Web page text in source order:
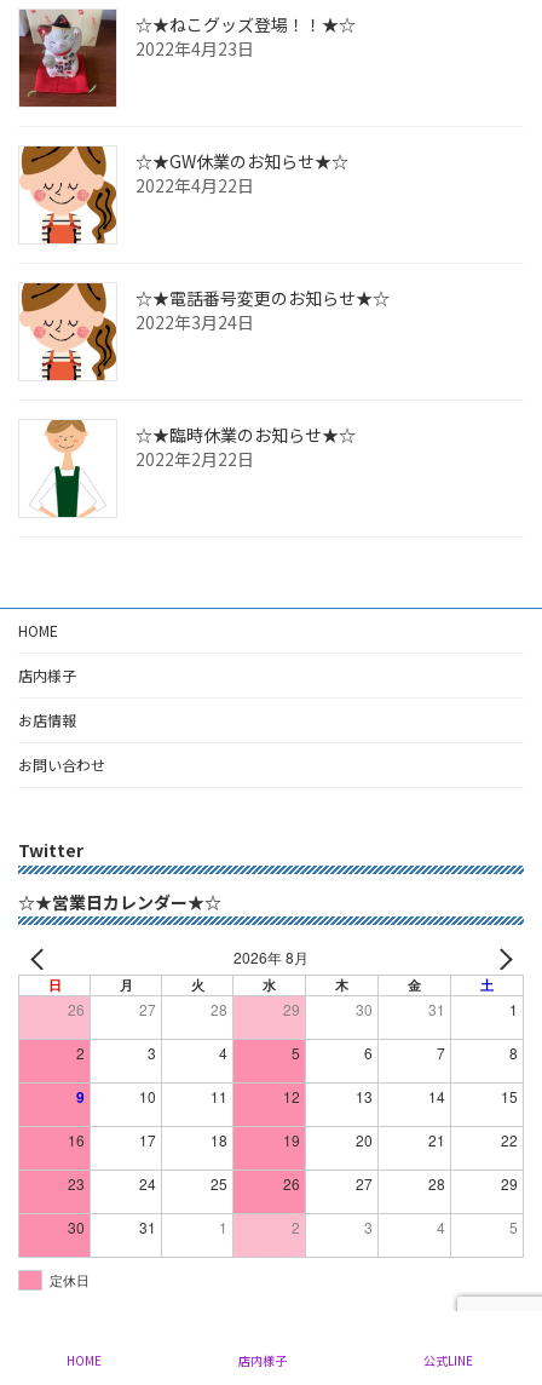
☆★ねこグッズ登場！！★☆
2022年4月23日
☆★GW休業のお知らせ★☆
2022年4月22日
☆★電話番号変更のお知らせ★☆
2022年3月24日
☆★臨時休業のお知らせ★☆
2022年2月22日
HOME
店内様子
お店情報
お問い合わせ
Twitter
☆★営業日カレンダー★☆
2026年 8月
日 月 火 水 木 金 土
26 27 28 29 30 31 1
2 3 4 5 6 7 8
9 10 11 12 13 14 15
16 17 18 19 20 21 22
23 24 25 26 27 28 29
30 31 1 2 3 4 5
定休日
Rights Reserved.
HOME 店内様子 公式LINE